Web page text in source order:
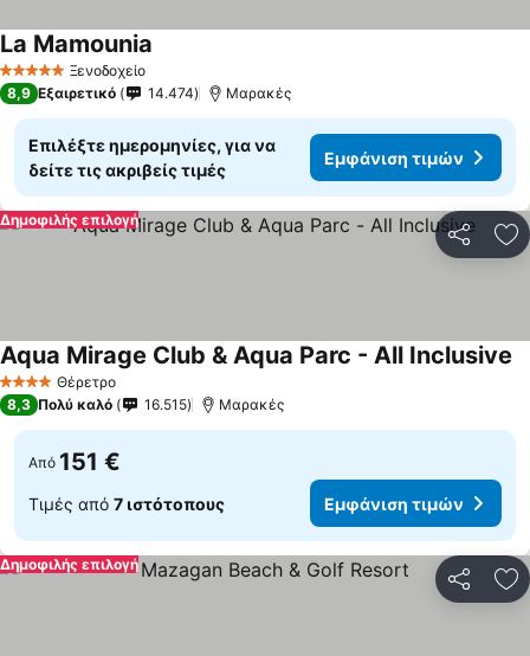
5 Αστέρια Ξενοδοχείο
La Mamounia
8,9 Εξαιρετικό 14.474 Μαρακές
Επιλέξτε ημερομηνίες, για να
δείτε τις ακριβείς τιμές
Εμφάνιση τιμών
Δημοφιλής επιλογή
4 ΑστέριαΘέρετρο
Aqua Mirage Club & Aqua Parc - All Inclusive
8,3 Πολύ καλό 16.515 Μαρακές
Από 151 €
Τιμές από 7 ιστότοπους Εμφάνιση τιμών
Δημοφιλής επιλογή